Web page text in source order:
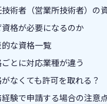
術者（営業所技術者）の
格が必要になるのか
な資格一覧
とに対応業種が違う
なくても許可を取れる？
験で申請する場合の注意点